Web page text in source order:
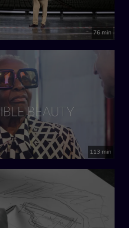
76 min
113 min